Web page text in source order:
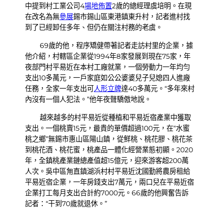
中提到村工業公司4場地佈置2歲的總經理虞培明。在現
在改名為無參展錫市錫山區東港鎮東升村，記者進村找
到了已經卸任多年、但仍在關注村務的老虞。
69歲的他，程序矯健帶著記者走訪村里的企業，據
他介紹，村轄區企業從1994年8家發展到現在75家，年
夜部門村平易近在本村工廠就業，一個勞動力一年均勻
支出10多萬元，一戶家庭如公公婆婆兒子兒媳四人進廠
任務，全家一年支出可人形立牌達40多萬元。“多年來村
內沒有一個人犯法。”他年夜聲驕傲地說。
越來越多的村平易近從種植和平易近宿產業中獲取
支出。一個桃賣15元，最貴的單價超過100元，在“水蜜
桃之鄉”無錫市惠山區陽山鎮，從鮮桃、桃花膠、桃花茶
到桃花酒、桃花蜜，桃產品一體化經營業態初顯。2020
年，全鎮桃產業鏈總產值超15億元，迎來游客超200萬
人次。吳中區甪直鎮湖浜村村平易近沈國勤將農房租給
平易近宿企業，一年房錢支出7萬元，兩口兒在平易近宿
企業打工每月支出合計約7000元。66歲的他興奮告訴
記者：“干到70歲就退休。”